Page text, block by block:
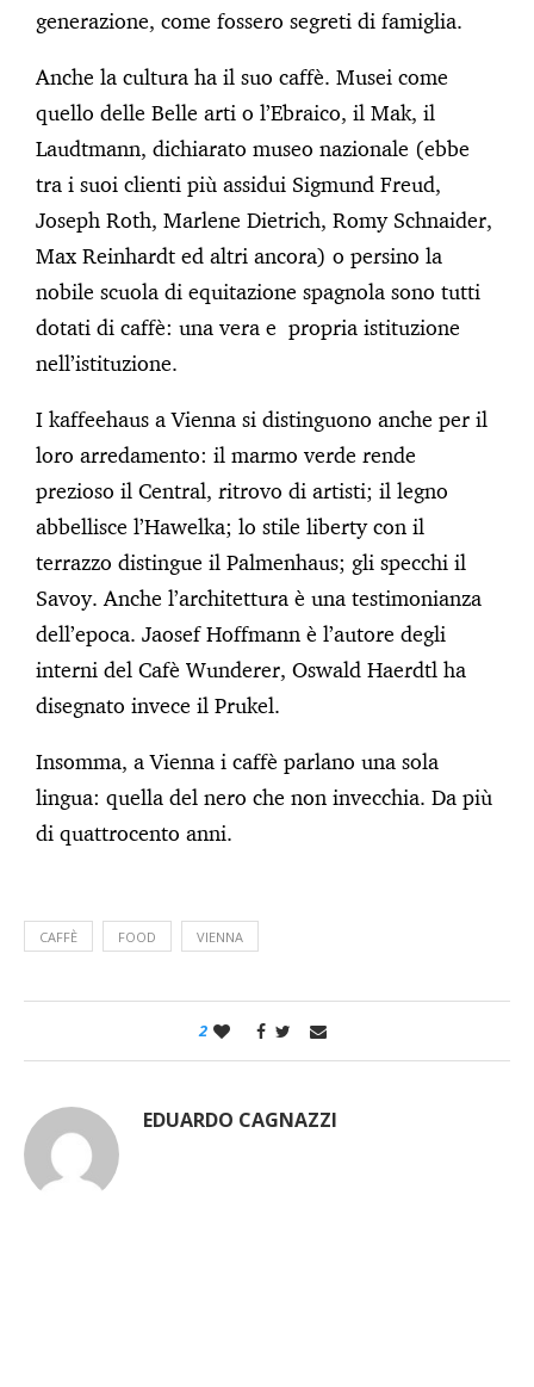
generazione, come fossero segreti di famiglia.
Anche la cultura ha il suo caffè. Musei come
quello delle Belle arti o l’Ebraico, il Mak, il
Laudtmann, dichiarato museo nazionale (ebbe
tra i suoi clienti più assidui Sigmund Freud,
Joseph Roth, Marlene Dietrich, Romy Schnaider,
Max Reinhardt ed altri ancora) o persino la
nobile scuola di equitazione spagnola sono tutti
dotati di caffè: una vera e propria istituzione
nell’istituzione.
I kaffeehaus a Vienna si distinguono anche per il
loro arredamento: il marmo verde rende
prezioso il Central, ritrovo di artisti; il legno
abbellisce l’Hawelka; lo stile liberty con il
terrazzo distingue il Palmenhaus; gli specchi il
Savoy. Anche l’architettura è una testimonianza
dell’epoca. Jaosef Hoffmann è l’autore degli
interni del Cafè Wunderer, Oswald Haerdtl ha
disegnato invece il Prukel.
Insomma, a Vienna i caffè parlano una sola
lingua: quella del nero che non invecchia. Da più
di quattrocento anni.
CAFFÈ FOOD VIENNA
2
EDUARDO CAGNAZZI